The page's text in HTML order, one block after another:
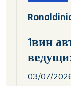
1вин
03/07/